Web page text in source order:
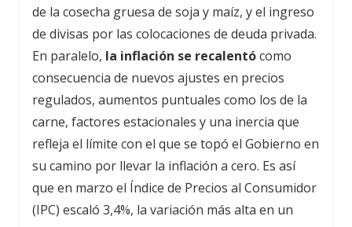
de la cosecha gruesa de soja y maíz, y el ingreso
de divisas por las colocaciones de deuda privada.
En paralelo, la inflación se recalentócomo
consecuencia de nuevos ajustes en precios
regulados, aumentos puntuales como los de la
carne, factores estacionales y una inercia que
refleja el límite con el que se topó el Gobierno en
su camino por llevar la inflación a cero. Es así
que en marzo el Índice de Precios al Consumidor
(IPC) escaló 3,4%, la variación más alta en un